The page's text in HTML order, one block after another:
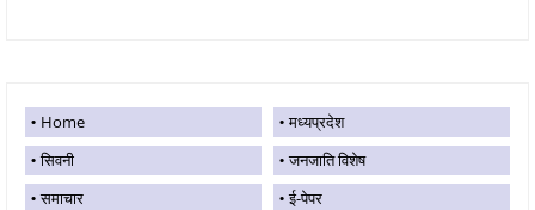
Home
मध्यप्रदेश
सिवनी
जनजाति विशेष
समाचार
ई-पेपर